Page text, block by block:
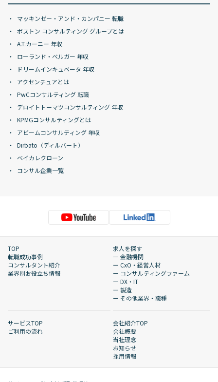
マッキンゼー・アンド・カンパニー 転職
ボストン コンサルティング グループとは
A.T.カーニー 年収
ローランド・ベルガー 年収
ドリームインキュベータ 年収
アクセンチュアとは
PwCコンサルティング 転職
デロイトトーマツコンサルティング 年収
KPMGコンサルティングとは
アビームコンサルティング 年収
Dirbato（ディルバート）
ベイカレクローン
コンサル企業一覧
TOP
転職成功事例
コンサルタント紹介
業界別お役立ち情報
求人を探す
ー 金融機関
ー CxO・経営人材
ー コンサルティングファーム
ー DX・IT
ー 製造
ー その他業界・職種
サービスTOP
ご利用の流れ
会社紹介TOP
会社概要
当社理念
お知らせ
採用情報